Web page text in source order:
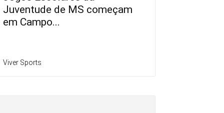
Juventude de MS começam
em Campo...
Viver Sports